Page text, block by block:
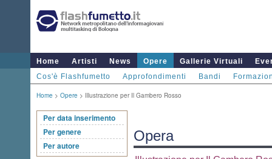
Home Artisti News Opere Gallerie Virtuali
Cos'è Flashfumetto
Approfondimenti Bandi
Home > Opere > Illustrazione per Il Gambero Rosso
Per data inserimento
Per genere
Per autore
Opera